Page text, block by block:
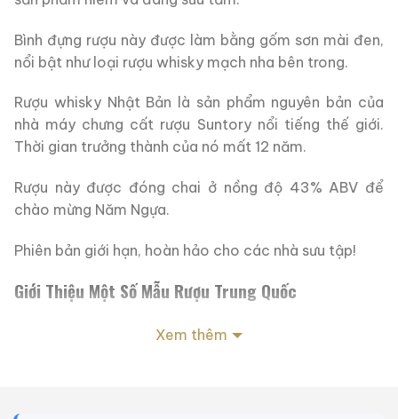
Bình đựng rượu này được làm bằng gốm sơn mài đen,
nổi bật như loại rượu whisky mạch nha bên trong.
Rượu whisky Nhật Bản là sản phẩm nguyên bản của
nhà máy chưng cất rượu Suntory nổi tiếng thế giới.
Thời gian trưởng thành của nó mất 12 năm.
Rượu này được đóng chai ở nồng độ 43% ABV để
chào mừng Năm Ngựa.
Phiên bản giới hạn, hoàn hảo cho các nhà sưu tập!
Giới Thiệu Một Số Mẫu Rượu Trung Quốc
Xem thêm